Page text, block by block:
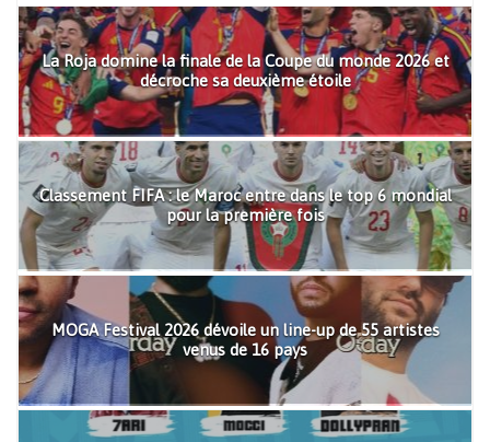
La Roja domine la finale de la Coupe du monde 2026 et
décroche sa deuxième étoile
Classement FIFA : le Maroc entre dans le top 6 mondial
pour la première fois
MOGA Festival 2026 dévoile un line-up de 55 artistes
venus de 16 pays